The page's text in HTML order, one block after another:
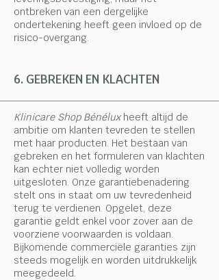
ontbreken van een dergelijke
ondertekening heeft geen invloed op de
risico-overgang.
6. GEBREKEN EN KLACHTEN
Klinicare Shop Bénélux heeft altijd de
ambitie om klanten tevreden te stellen
met haar producten. Het bestaan van
gebreken en het formuleren van klachten
kan echter niet volledig worden
uitgesloten. Onze garantiebenadering
stelt ons in staat om uw tevredenheid
terug te verdienen. Opgelet, deze
garantie geldt enkel voor zover aan de
voorziene voorwaarden is voldaan.
Bijkomende commerciële garanties zijn
steeds mogelijk en worden uitdrukkelijk
meegedeeld.